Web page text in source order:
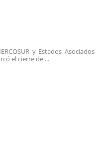
y Estados Asociados
el cierre de ...